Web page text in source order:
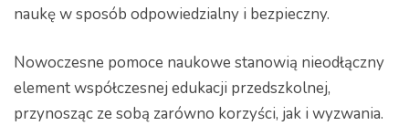
naukę w sposób odpowiedzialny i bezpieczny.
Nowoczesne pomoce naukowe stanowią nieodłączny
element współczesnej edukacji przedszkolnej,
przynosząc ze sobą zarówno korzyści, jak i wyzwania.